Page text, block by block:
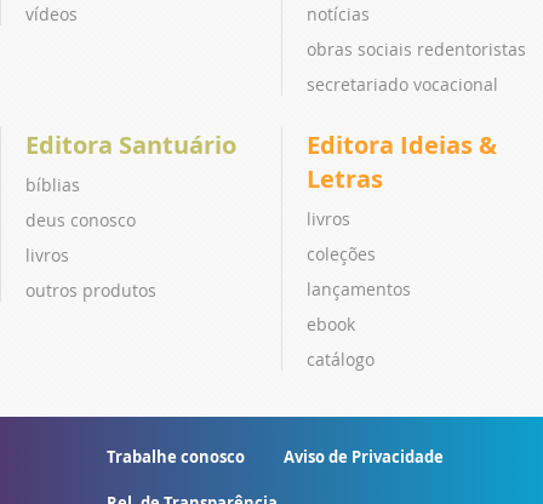
vídeos
notícias
obras sociais redentoristas
secretariado vocacional
Editora Santuário
bíblias
deus conosco
livros
outros produtos
Editora Ideias &
Letras
livros
coleções
lançamentos
ebook
catálogo
Trabalhe conosco Aviso de Privacidade